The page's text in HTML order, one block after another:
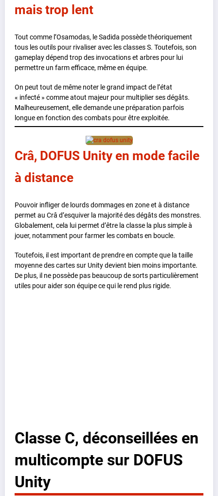
mais trop lent
Tout comme l’Osamodas, le Sadida possède théoriquement
tous les outils pour rivaliser avec les classes S. Toutefois, son
gameplay dépend trop des invocations et arbres pour lui
permettre un farm efficace, même en équipe.
On peut tout de même noter le grand impact de l’état
« infecté » comme atout majeur pour multiplier ses dégâts.
Malheureusement, elle demande une préparation parfois
longue en fonction des combats pour être exploitée.
Crâ, DOFUS Unity en mode facile
à distance
Pouvoir infliger de lourds dommages en zone et à distance
permet au Crâ d’esquiver la majorité des dégâts des monstres.
Globalement, cela lui permet d’être la classe la plus simple à
jouer, notamment pour farmer les combats en boucle.
Toutefois, il est important de prendre en compte que la taille
moyenne des cartes sur Unity devient bien moins importante.
De plus, il ne possède pas beaucoup de sorts particulièrement
utiles pour aider son équipe ce qui le rend plus rigide.
Classe C, déconseillées en
multicompte sur DOFUS
Unity